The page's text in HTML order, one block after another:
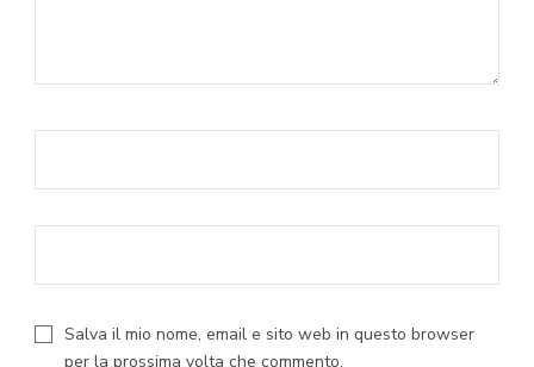
Salva il mio nome, email e sito web in questo browser
per la prossima volta che commento.